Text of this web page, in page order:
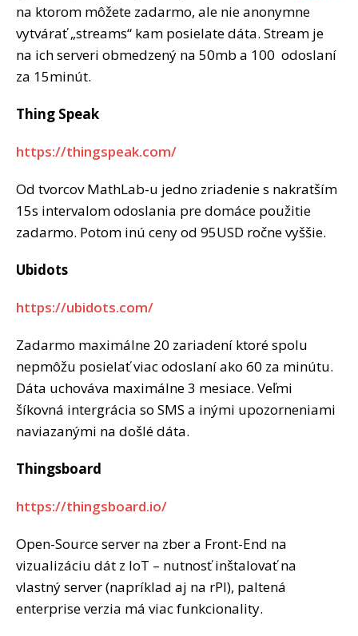
na ktorom môžete zadarmo, ale nie anonymne
vytvárať „streams“ kam posielate dáta. Stream je
na ich serveri obmedzený na 50mb a 100 odoslaní
za 15minút.
Thing Speak
https://thingspeak.com/
Od tvorcov MathLab-u jedno zriadenie s nakratším
15s intervalom odoslania pre domáce použitie
zadarmo. Potom inú ceny od 95USD ročne vyššie.
Ubidots
https://ubidots.com/
Zadarmo maximálne 20 zariadení ktoré spolu
nepmôžu posielať viac odoslaní ako 60 za minútu.
Dáta uchováva maximálne 3 mesiace. Veľmi
šíkovná intergrácia so SMS a inými upozorneniami
naviazanými na došlé dáta.
Thingsboard
https://thingsboard.io/
Open-Source server na zber a Front-End na
vizualizáciu dát z IoT – nutnosť inštalovať na
vlastný server (napríklad aj na rPI), paltená
enterprise verzia má viac funkcionality.